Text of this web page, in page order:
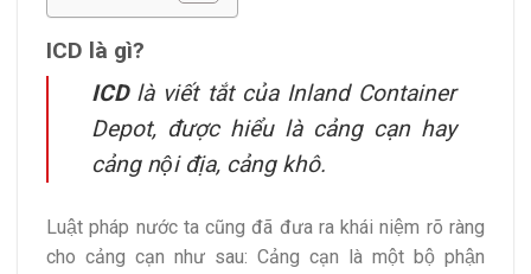
ICD là gì?
ICDlà viết tắt của Inland Container
Depot, được hiểu là cảng cạn hay
cảng nội địa, cảng khô.
Luật pháp nước ta cũng đã đưa ra khái niệm rõ ràng
cho cảng cạn như sau: Cảng cạn là một bộ phận